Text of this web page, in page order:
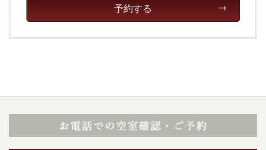
予約する